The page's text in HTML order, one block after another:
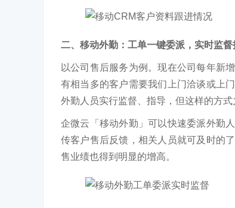
二、移动外勤：工单一键委派，实时监督
以公司售后服务为例。现在公司每年新
有相当多的客户需要我们上门洽谈或上
外勤人员实行监督、指导，但这样的方
企微云「移动外勤」可以快速委派外勤
传客户售后反馈，相关人员就可及时的
售业绩也得到明显的增高。